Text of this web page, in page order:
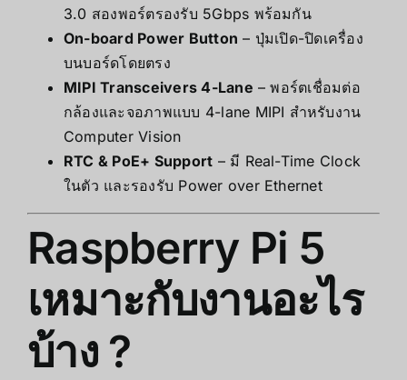
3.0 สองพอร์ตรองรับ 5Gbps พร้อมกัน
On-board Power Button – ปุ่มเปิด-ปิดเครื่อง
บนบอร์ดโดยตรง
MIPI Transceivers 4-Lane – พอร์ตเชื่อมต่อ
กล้องและจอภาพแบบ 4-lane MIPI สำหรับงาน
Computer Vision
RTC & PoE+ Support – มี Real-Time Clock
ในตัว และรองรับ Power over Ethernet
Raspberry Pi 5
เหมาะกับงานอะไร
บ้าง ?